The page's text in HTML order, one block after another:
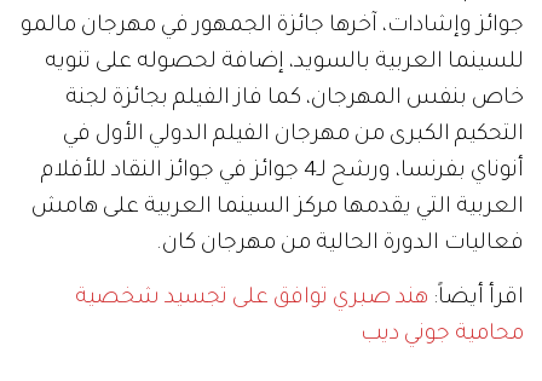
جوائز وإشادات، آخرها جائزة الجمهور في مهرجان مالمو
للسينما العربية بالسويد، إضافة لحصوله على تنويه
خاص بنفس المهرجان، كما فاز الفيلم بجائزة لجنة
التحكيم الكبرى من مهرجان الفيلم الدولي الأول في
أنوناي بفرنسا، ورشح لـ4 جوائز في جوائز النقاد للأفلام
العربية التي يقدمها مركز السينما العربية على هامش
فعاليات الدورة الحالية من مهرجان كان.
اقرأ أيضاً: هند صبري توافق على تجسيد شخصية
محامية جوني ديب